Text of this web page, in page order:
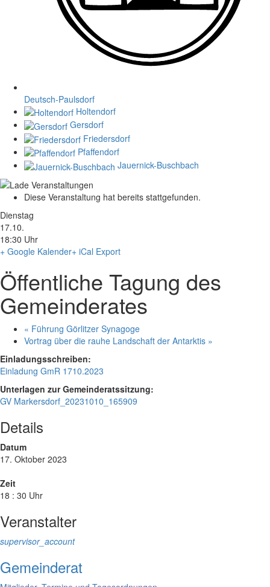
Deutsch-Paulsdorf
Holtendorf
Gersdorf
Friedersdorf
Pfaffendorf
Jauernick-Buschbach
Diese Veranstaltung hat bereits stattgefunden.
Dienstag
17.10.
18:30 Uhr
+ Google Kalender+ iCal Export
Öffentliche Tagung des
Gemeinderates
« Führung Görlitzer Synagoge
Vortrag über die rauhe Landschaft der Antarktis »
Einladungsschreiben:
Einladung GmR 1710.2023
Unterlagen zur Gemeinderatssitzung:
GV Markersdorf_20231010_165909
Details
Datum
17. Oktober 2023
Zeit
18 : 30 Uhr
Veranstalter
supervisor_account
Gemeinderat